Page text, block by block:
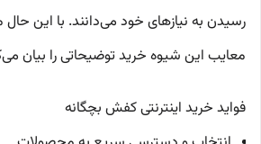
رسیدن به نیازهای خود می‌دانند. با این حال
معایب این شیوه خرید توضیحاتی را بیان
فواید خرید اینترنتی کفش بچگانه